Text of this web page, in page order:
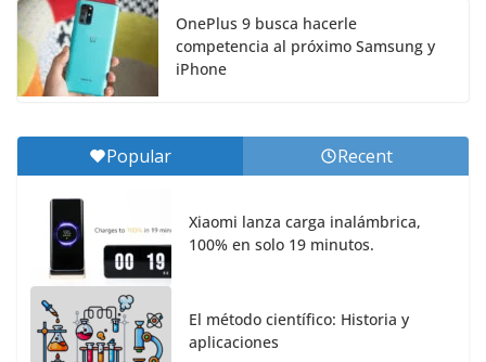
OnePlus 9 busca hacerle
competencia al próximo Samsung y
iPhone
Popular Recent
Xiaomi lanza carga inalámbrica,
100% en solo 19 minutos.
El método científico: Historia y
aplicaciones